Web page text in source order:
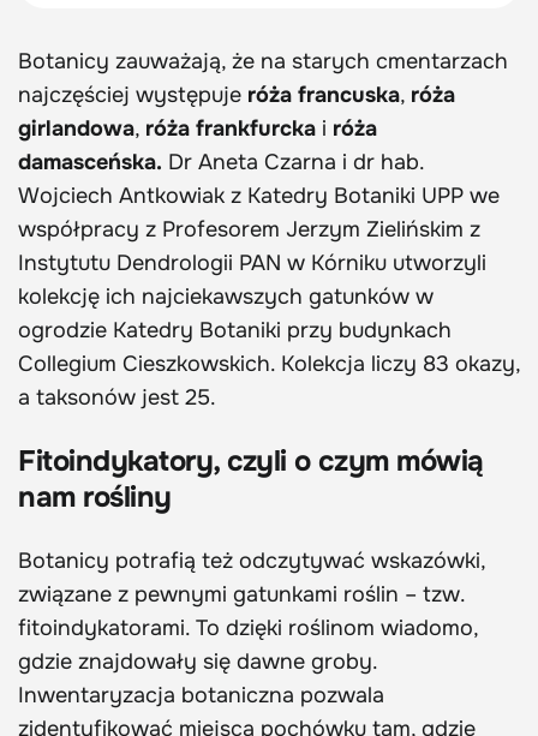
Botanicy zauważają, że na starych cmentarzach
najczęściej występuje róża francuska, róża
girlandowa, róża frankfurcka i róża
damasceńska. Dr Aneta Czarna i dr hab.
Wojciech Antkowiak z Katedry Botaniki UPP we
współpracy z Profesorem Jerzym Zielińskim z
Instytutu Dendrologii PAN w Kórniku utworzyli
kolekcję ich najciekawszych gatunków w
ogrodzie Katedry Botaniki przy budynkach
Collegium Cieszkowskich. Kolekcja liczy 83 okazy,
a taksonów jest 25.
Fitoindykatory, czyli o czym mówią
nam rośliny
Botanicy potrafią też odczytywać wskazówki,
związane z pewnymi gatunkami roślin – tzw.
fitoindykatorami. To dzięki roślinom wiadomo,
gdzie znajdowały się dawne groby.
Inwentaryzacja botaniczna pozwala
zidentyfikować miejsca pochówku tam, gdzie